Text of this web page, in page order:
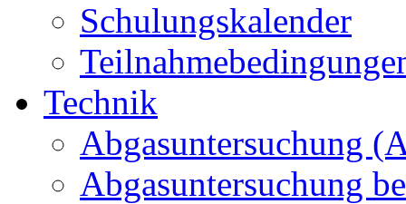
Schulungskalender
Technik
Abgasuntersuchung
Abgasuntersuchung